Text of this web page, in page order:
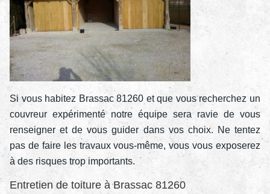
Si vous habitez Brassac 81260 et que vous recherchez un
couvreur expérimenté notre équipe sera ravie de vous
renseigner et de vous guider dans vos choix. Ne tentez
pas de faire les travaux vous-même, vous vous exposerez
à des risques trop importants.
Entretien de toiture à Brassac 81260